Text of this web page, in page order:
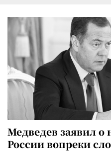
Медведев заявил о
России вопреки